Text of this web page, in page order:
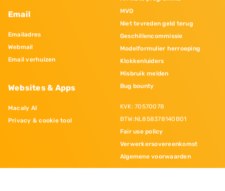
Email
Emailadres
Webmail
Email verhuizen
Websites & Apps
Macaly AI
Privacy & cookie tool
MVO
Niet tevreden geld terug
Geschillencommissie
Modelformulier herroeping
Klokkenluiders
Misbruik melden
Bug bounty
KVK: 70570078
BTW:NL858378140B01
Fair use policy
Verwerkersovereenkomst
Algemene voorwaarden